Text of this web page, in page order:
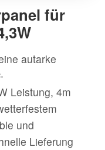
für
autarke
Leistung, 4m
und
Lieferung